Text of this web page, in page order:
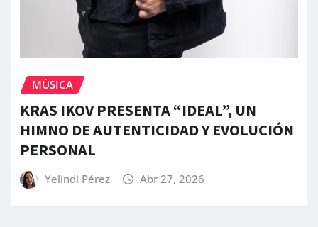
MÚSICA
KRAS IKOV PRESENTA “IDEAL”, UN
HIMNO DE AUTENTICIDAD Y EVOLUCIÓN
PERSONAL
Yelindi Pérez Abr 27, 2026